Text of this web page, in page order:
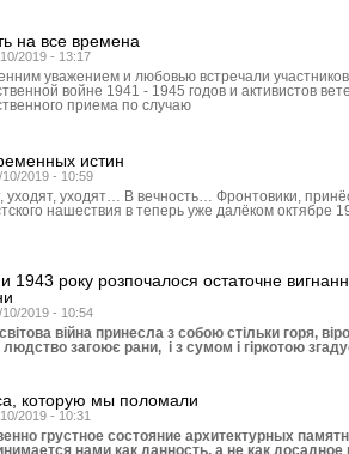
на все времена
2019 - 13:17
уважением и любовью встречали
войне 1941 - 1945 годов и активистов
приема по случаю
истин
2019 - 10:59
уходят, уходят… В вечность… Фронтовики,
нашествия в теперь уже далёком октябре
1943 року розпочалося остаточне
2019 - 10:54
війна принесла з собою стільки горя,
людство загоює рани, і з сумом і гіркотою
которую мы поломали
2019 - 10:31
грустное состояние архитектурных
нами как данность, а не как